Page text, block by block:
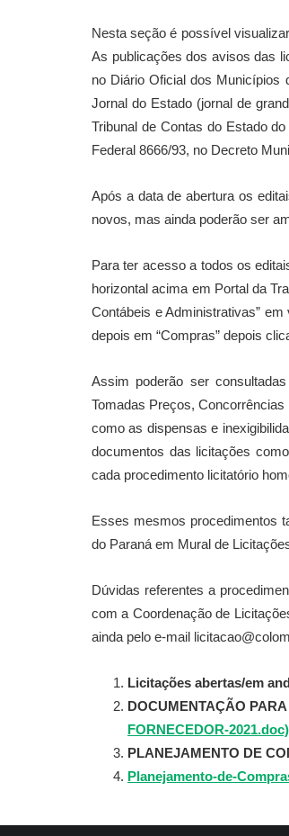
Nesta seção é possível
As publicações dos avisos das
no Diário Oficial dos Municípios
Jornal do Estado (jornal de
Tribunal de Contas do Estado
Federal 8666/93, no Decreto
Após a data de abertura os
novos, mas ainda poderão ser
Para ter acesso a todos os
horizontal acima em Portal da
Contábeis e Administrativas”
depois em “Compras” depois
Assim poderão ser
Tomadas Preços,
como as dispensas e
documentos das licitações
cada procedimento licitatório
Esses mesmos procedimentos
do Paraná em Mural de
Dúvidas referentes a
com a Coordenação de
ainda pelo e-mail
Licitações abertas/em
DOCUMENTAÇÃO
FORNECEDOR-2021.doc)
PLANEJAMENTO DE
Planejamento-de-